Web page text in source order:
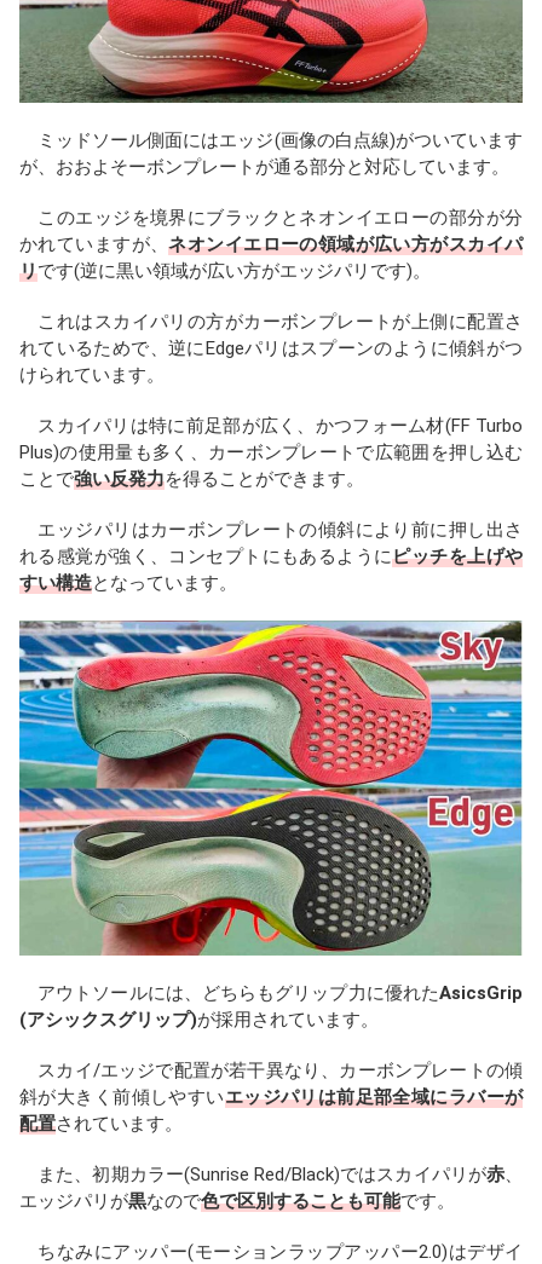
ミッドソール側面にはエッジ(画像の白点線)がついています
が、おおよそーボンプレートが通る部分と対応しています。
このエッジを境界にブラックとネオンイエローの部分が分
かれていますが、ネオンイエローの領域が広い方がスカイパ
リです(逆に黒い領域が広い方がエッジパリです)。
これはスカイパリの方がカーボンプレートが上側に配置さ
れているためで、逆にEdgeパリはスプーンのように傾斜がつ
けられています。
スカイパリは特に前足部が広く、かつフォーム材(FF Turbo
Plus)の使用量も多く、カーボンプレートで広範囲を押し込む
ことで強い反発力を得ることができます。
エッジパリはカーボンプレートの傾斜により前に押し出さ
れる感覚が強く、コンセプトにもあるようにピッチを上げや
すい構造となっています。
アウトソールには、どちらもグリップ力に優れたAsicsGrip
(アシックスグリップ)が採用されています。
スカイ/エッジで配置が若干異なり、カーボンプレートの傾
斜が大きく前傾しやすいエッジパリは前足部全域にラバーが
配置されています。
また、初期カラー(Sunrise Red/Black)ではスカイパリが赤、
エッジパリが黒なので色で区別することも可能です。
ちなみにアッパー(モーションラップアッパー2.0)はデザイ